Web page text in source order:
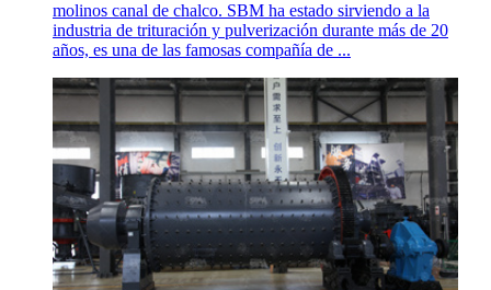
molinos canal de chalco. SBM ha estado sirviendo a la
industria de trituración y pulverización durante más de 20
años, es una de las famosas compañía de ...